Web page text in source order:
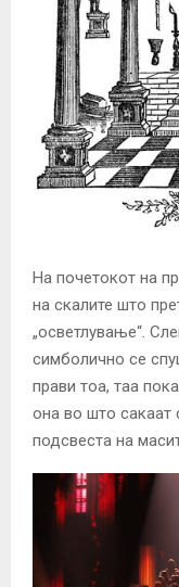
На почетокот на
на скалите што
„осветлување“.
симболично се
прави тоа, таа
она во што сакаат
подсвеста на